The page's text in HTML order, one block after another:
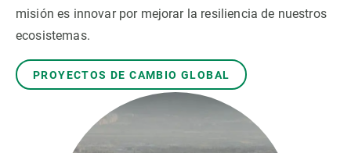
misión es innovar por mejorar la resiliencia de nuestros
ecosistemas.
PROYECTOS DE CAMBIO GLOBAL